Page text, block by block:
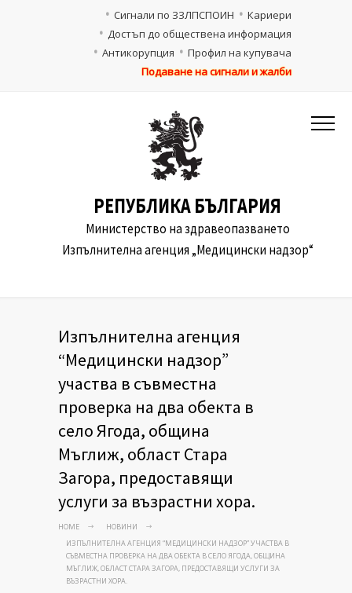
Кариери
Сигнали по ЗЗЛПСПОИН
Достъп до обществена информация
Профил на купувача
Антикорупция
Подаване на сигнали и жалби
РЕПУБЛИКА БЪЛГАРИЯ
Министерство на здравеопазването
Изпълнителна агенция „Медицински надзор“
Изпълнителна агенция
“Медицински надзор”
участва в съвместна
проверка на два обекта в
село Ягода, община
Мъглиж, област Стара
Загора, предоставящи
услуги за възрастни хора.
HOME
НОВИНИ
ИЗПЪЛНИТЕЛНА АГЕНЦИЯ “МЕДИЦИНСКИ НАДЗОР” УЧАСТВА В
СЪВМЕСТНА ПРОВЕРКА НА ДВА ОБЕКТА В СЕЛО ЯГОДА, ОБЩИНА
МЪГЛИЖ, ОБЛАСТ СТАРА ЗАГОРА, ПРЕДОСТАВЯЩИ УСЛУГИ ЗА
ВЪЗРАСТНИ ХОРА.